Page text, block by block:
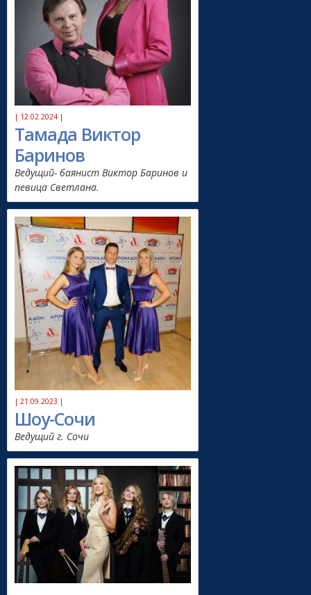
| 12.02.2024 |
Тамада Виктор
Баринов
Ведущий- баянист Виктор Баринов и
певица Светлана.
| 21.09.2023 |
Шоу-Сочи
Ведущий г. Сочи